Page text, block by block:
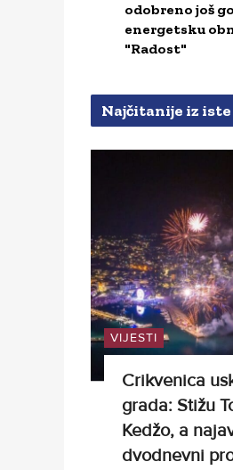
odobreno još
energetsku
"Radost"
Najčitanije iz
VIJESTI
Crikvenica
grada: Stižu
Kedžo, a
dvodnevni